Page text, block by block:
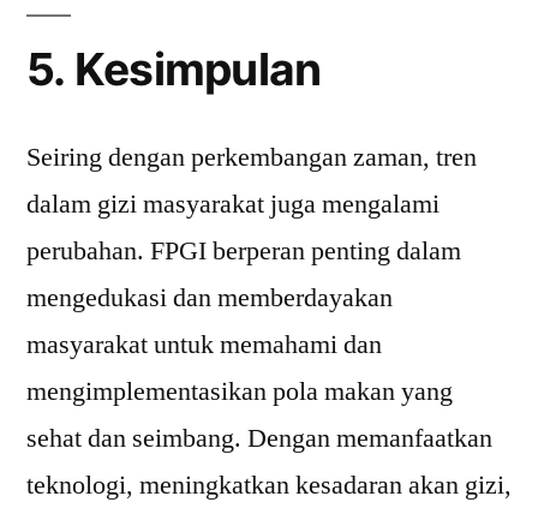
5. Kesimpulan
Seiring dengan perkembangan zaman, tren
dalam gizi masyarakat juga mengalami
perubahan. FPGI berperan penting dalam
mengedukasi dan memberdayakan
masyarakat untuk memahami dan
mengimplementasikan pola makan yang
sehat dan seimbang. Dengan memanfaatkan
teknologi, meningkatkan kesadaran akan gizi,